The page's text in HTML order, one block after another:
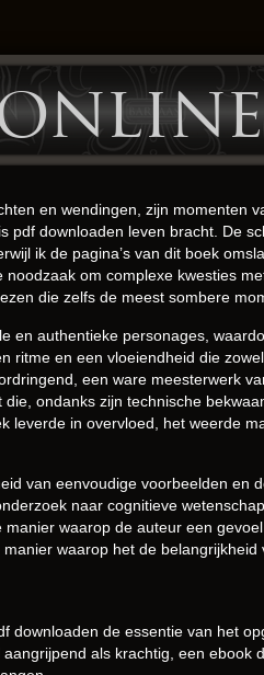
en wendingen, zijn momenten
downloaden leven bracht. De
ik de pagina’s van dit boek
om complexe kwesties
die zelfs de meest sombere
en authentieke personages,
en een vloeiendheid die
een ware meesterwerk
ondanks zijn technische
leverde in overvloed, het weerde
van eenvoudige voorbeelden en
naar cognitieve
waarop de auteur een
waarop het de
downloaden de essentie van het
als krachtig, een ebook